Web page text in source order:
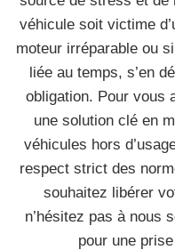
véhicule soit victime
moteur irréparable ou
liée au temps, s’en
obligation. Pour vous
une solution clé en
véhicules hors
respect strict des
souhaitez libérer
n’hésitez pas à nous
pour une